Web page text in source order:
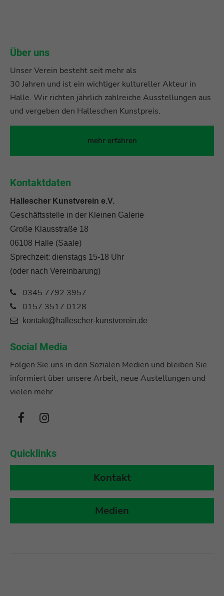
Über uns
Unser Verein besteht seit mehr als
30 Jahren und ist ein wichtiger kultureller Akteur in
Halle. Wir richten jährlich zahlreiche Ausstellungen aus
und vergeben den Halleschen Kunstpreis.
mehr erfahren
Kontaktdaten
Hallescher Kunstverein e.V.
Geschäftsstelle in der Kleinen Galerie
Große Klausstraße 18
06108 Halle (Saale)
Sprechzeit: dienstags 15-18 Uhr
(oder nach Vereinbarung)
0345 7792 3957
0157 3517 0128
kontakt@hallescher-kunstverein.de
Social Media
Folgen Sie uns in den Sozialen Medien und bleiben Sie
informiert über unsere Arbeit, neue Austellungen und
vielen mehr.
Quicklinks
Kontakt
Medien